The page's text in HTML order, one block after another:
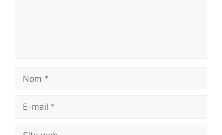
Nom
Site